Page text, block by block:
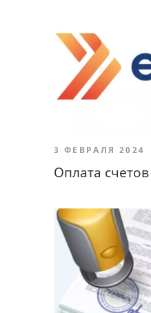
3 ФЕВРАЛЯ 2024
Оплата